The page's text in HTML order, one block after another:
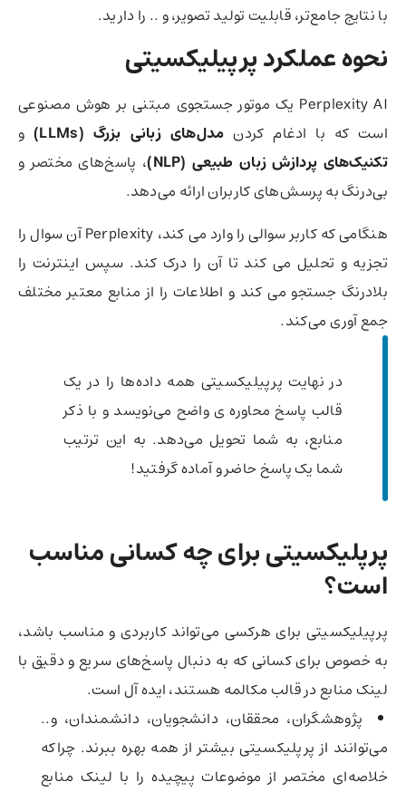
با نتایج جامع‌تر، قابلیت تولید تصویر، و .. را دارید.
نحوه عملکرد پرپیلیکسیتی
Perplexity AI یک موتور جستجوی مبتنی بر هوش مصنوعی
است که با ادغام کردن مدل‌های زبانی بزرگ (LLMs)
و
تکنیک‌های پردازش زبان طبیعی (NLP)
، پاسخ‌های مختصر و
بی‌درنگ به پرسش‌های کاربران ارائه می‌دهد.
هنگامی که کاربر سوالی را وارد می کند، Perplexity آن سوال را
تجزیه و تحلیل می کند تا آن را درک کند. سپس اینترنت را
بلادرنگ جستجو می کند و اطلاعات را از منابع معتبر مختلف
جمع آوری می‌کند.
در نهایت پرپیلیکسیتی همه داده‌ها را در یک
قالب پاسخ محاوره ‌ی واضح می‌نویسد و با ذکر
منابع، به شما تحویل می‌دهد. به این ترتیب
شما یک پاسخ حاضر و آماده گرفتید!
پرپلیکسیتیبرای چه کسانی مناسب
است؟
پرپیلیکسیتی برای هرکسی می‌تواند کاربردی و مناسب باشد،
به خصوص برای کسانی که به دنبال پاسخ‌های سریع و دقیق با
لینک منابع در قالب مکالمه هستند، ایده آل است.
پژوهشگران،‌ محققان، دانشجویان، دانشمندان، و..
می‌توانند از پرپلیکسیتی بیشتر از همه بهره ببرند. چراکه
خلاصه‌ای مختصر از موضوعات پیچیده را با لینک منابع